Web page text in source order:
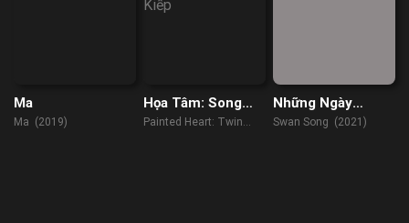
Ma
Ma (2019)
Họa Tâm: Song
Sinh Kiếp
Painted Heart: Twin
Những Ngày
Tháng Cuối
Swan Song (2021)